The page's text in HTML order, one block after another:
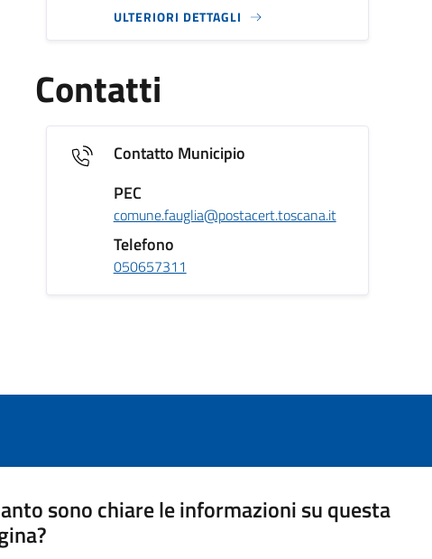
ULTERIORI DETTAGLI
Contatti
Contatto Municipio
PEC
comune.fauglia@postacert.toscana.it
Telefono
050657311
sono chiare le informazioni su questa